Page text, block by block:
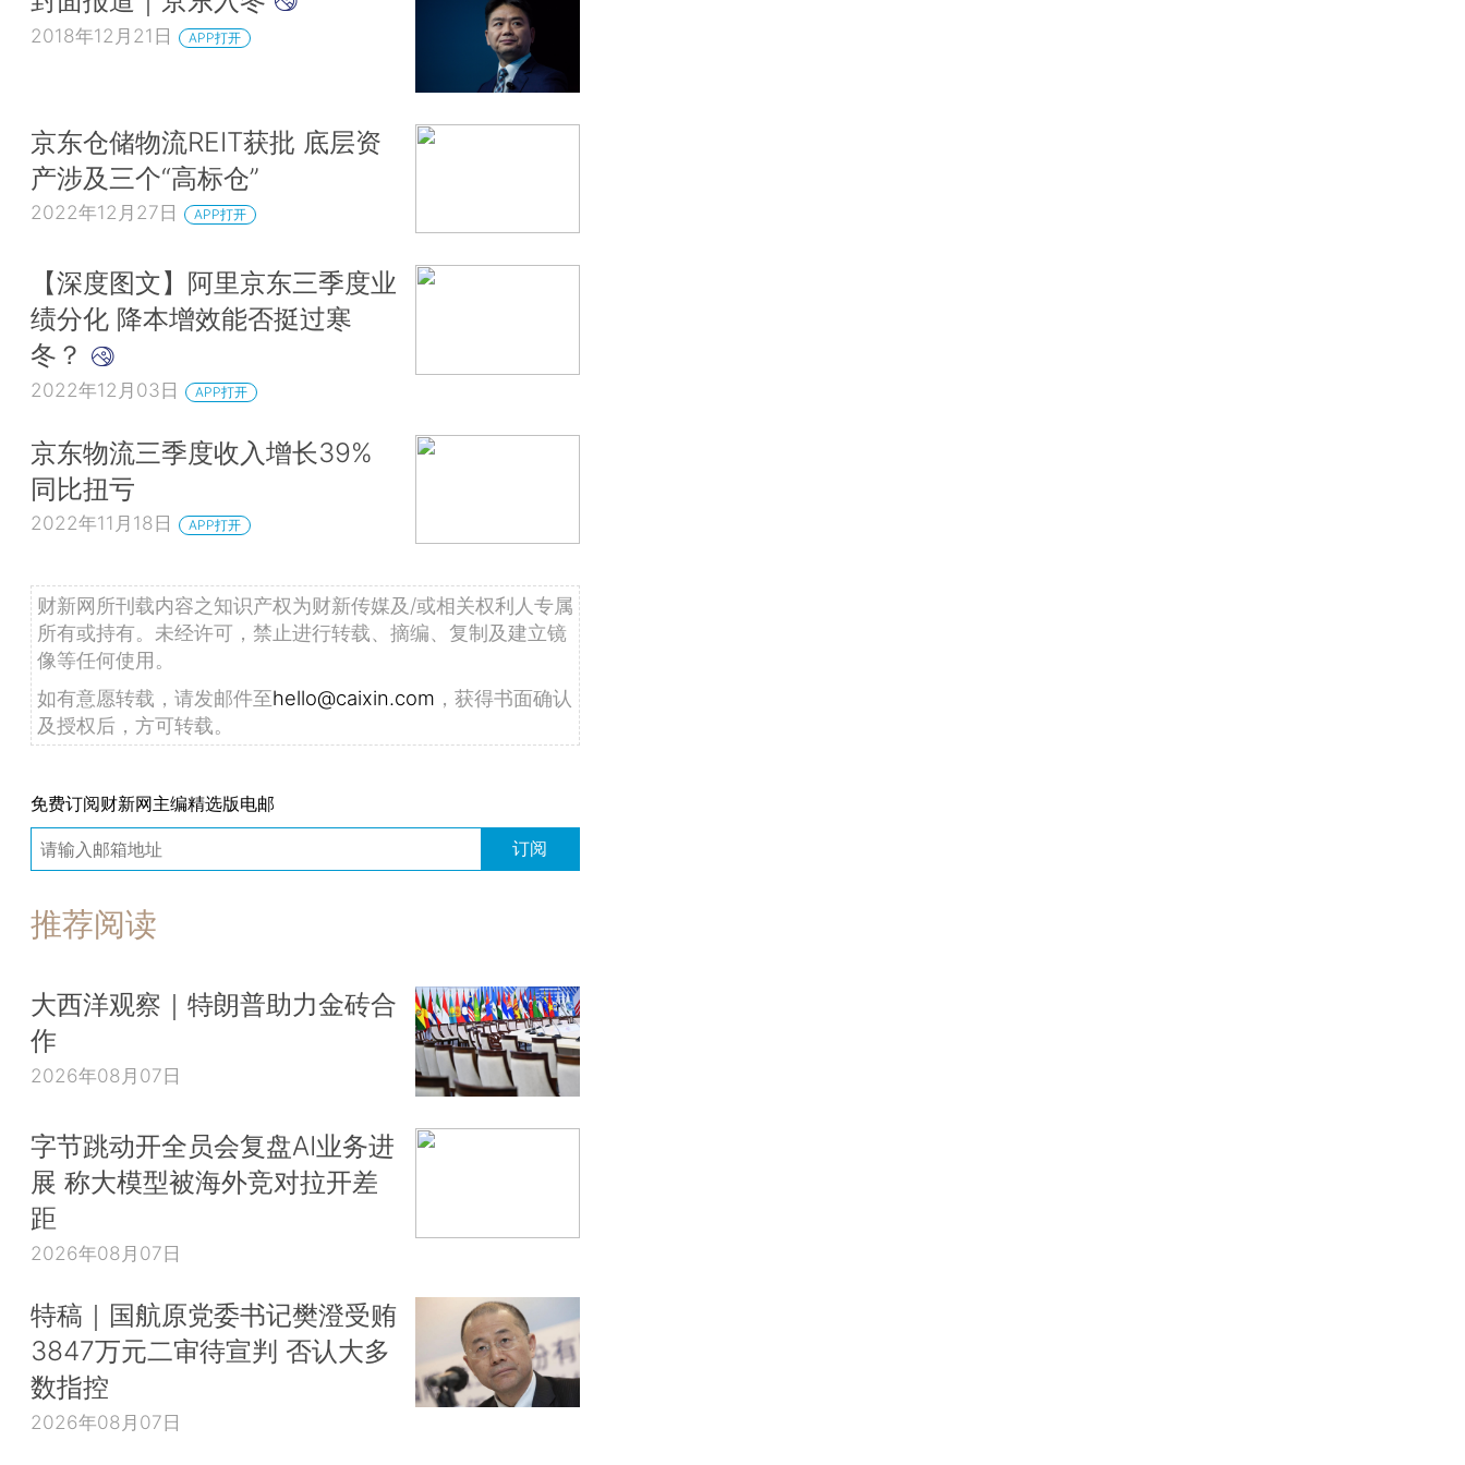
2018年12月21日 APP打开
京东仓储物流REIT获批 底层资
产涉及三个“高标仓”
2022年12月27日 APP打开
【深度图文】阿里京东三季度业
绩分化 降本增效能否挺过寒
冬？
2022年12月03日 APP打开
京东物流三季度收入增长39%
同比扭亏
2022年11月18日 APP打开
财新网所刊载内容之知识产权为财新传媒及/或相关权利人专属
所有或持有。未经许可，禁止进行转载、摘编、复制及建立镜
像等任何使用。
如有意愿转载，请发邮件至hello@caixin.com ，获得书面确认
及授权后，方可转载。
免费订阅财新网主编精选版电邮
订阅
推荐阅读
大西洋观察｜特朗普助力金砖合
作
2026年08月07日
字节跳动开全员会复盘AI业务进
展 称大模型被海外竞对拉开差
距
2026年08月07日
特稿｜国航原党委书记樊澄受贿
3847万元二审待宣判 否认大多
数指控
2026年08月07日